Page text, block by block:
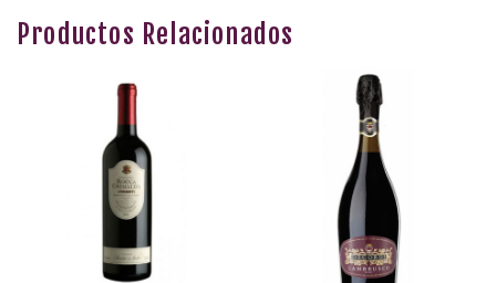
Productos Relacionados